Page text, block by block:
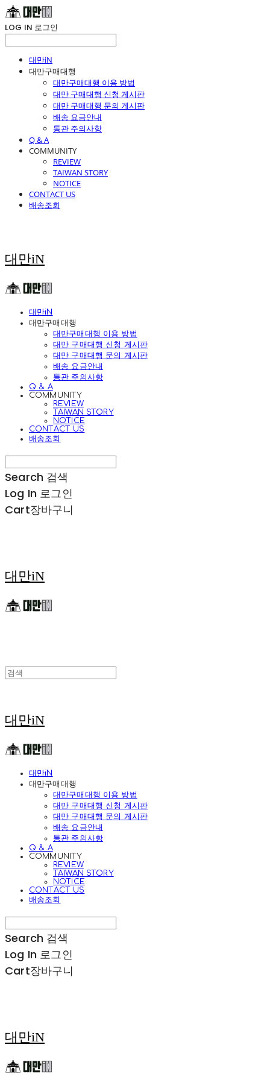
LOG IN 로그인
대만iN
대만구매대행
대만구매대행 이용 방법
대만 구매대행 신청 게시판
대만 구매대행 문의 게시판
배송 요금안내
통관 주의사항
Q & A
COMMUNITY
REVIEW
TAIWAN STORY
NOTICE
CONTACT US
배송조회
대만iN
대만iN
대만구매대행
대만구매대행 이용 방법
대만 구매대행 신청 게시판
대만 구매대행 문의 게시판
배송 요금안내
통관 주의사항
Q & A
COMMUNITY
REVIEW
TAIWAN STORY
NOTICE
CONTACT US
배송조회
Search 검색
Log In 로그인
Cart장바구니
대만iN
대만iN
대만iN
대만구매대행
대만구매대행 이용 방법
대만 구매대행 신청 게시판
대만 구매대행 문의 게시판
배송 요금안내
통관 주의사항
Q & A
COMMUNITY
REVIEW
TAIWAN STORY
NOTICE
CONTACT US
배송조회
Search 검색
Log In 로그인
Cart장바구니
대만iN